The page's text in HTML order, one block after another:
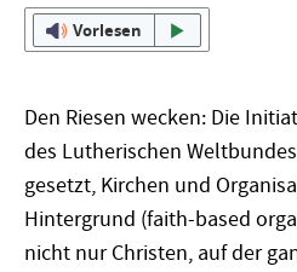
Vorlesen
Den Riesen wecken: Die
des Lutherischen
gesetzt, Kirchen und
Hintergrund (faith-based
nicht nur Christen, auf der